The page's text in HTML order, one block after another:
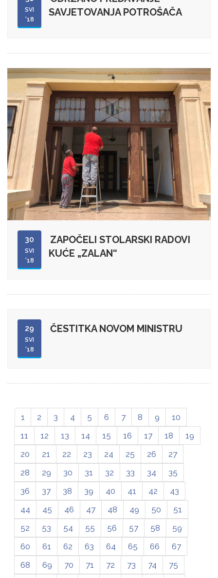
SVI
'18
SAVJETOVANJA POTROŠAČA
30
SVI
'18
ZAPOČELI STOLARSKI RADOVI
KUĆE „ZALAN“
29
SVI
'18
ČESTITKA NOVOM MINISTRU
1 2 3 4 5 6 7 8 9
10
11
12 13 14 15 16 17 18
19
20
21 22 23 24 25 26
27
28
29 30 31 32 33 34
35
36
37 38 39 40 41 42
43
44
45 46 47 48 49 50
51
52
53 54 55 56 57 58
59
60
61 62 63 64 65 66
67
68
69 70 71 72 73 74
75